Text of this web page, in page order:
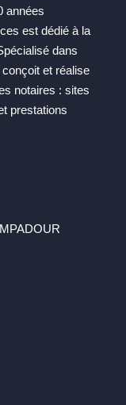
années
est dédié à la
dans
et réalise
notaires : sites
prestations